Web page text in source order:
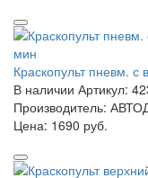
Краскопульт пневм.
В наличии Артикул:
Производитель:
Цена: 1690 руб.